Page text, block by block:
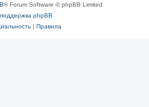
® Forum Software © phpBB Limited
phpBB
| Правила